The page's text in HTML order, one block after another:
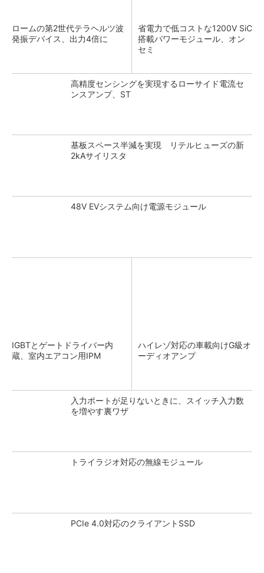
ロームの第2世代テラヘルツ波
発振デバイス、出力4倍に
省電力で低コストな1200V SiC
搭載パワーモジュール、オン
セミ
高精度センシングを実現するローサイド電流セ
ンスアンプ、ST
基板スペース半減を実現 リテルヒューズの新
2kAサイリスタ
48V EVシステム向け電源モジュール
IGBTとゲートドライバー内
蔵、室内エアコン用IPM
ハイレゾ対応の車載向けG級オ
ーディオアンプ
入力ポートが足りないときに、スイッチ入力数
を増やす裏ワザ
トライラジオ対応の無線モジュール
PCIe 4.0対応のクライアントSSD